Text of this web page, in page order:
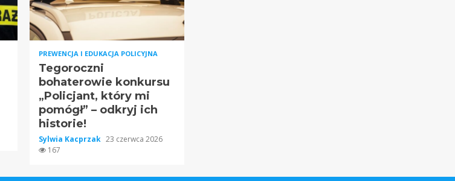
PREWENCJA I EDUKACJA POLICYJNA
Tegoroczni
bohaterowie konkursu
„Policjant, który mi
pomógł” – odkryj ich
historie!
Sylwia Kacprzak 23 czerwca 2026
167